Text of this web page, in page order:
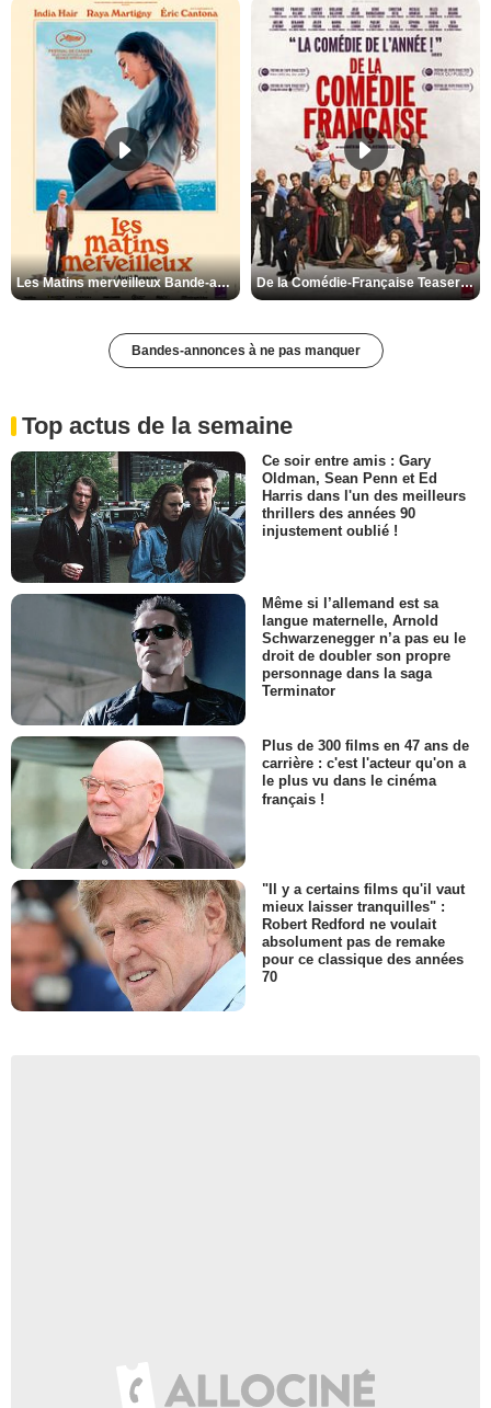
Les Matins merveilleux Bande-annonce VF De la Comédie-Française Teaser VF
Bandes-annonces à ne pas manquer
Top actus de la semaine
Ce soir entre amis : Gary
Oldman, Sean Penn et Ed
Harris dans l'un des meilleurs
thrillers des années 90
injustement oublié !
Même si l’allemand est sa
langue maternelle, Arnold
Schwarzenegger n’a pas eu le
droit de doubler son propre
personnage dans la saga
Terminator
Plus de 300 films en 47 ans de
carrière : c'est l'acteur qu'on a
le plus vu dans le cinéma
français !
"Il y a certains films qu'il vaut
mieux laisser tranquilles" :
Robert Redford ne voulait
absolument pas de remake
pour ce classique des années
70